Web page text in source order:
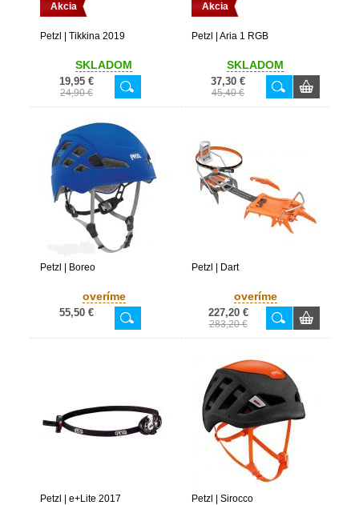
Akcia
Petzl | Tikkina 2019
SKLADOM
19,95 €
24,90 €
Akcia
Petzl | Aria 1 RGB
SKLADOM
37,30 €
45,40 €
Petzl | Boreo
overíme
55,50 €
Petzl | Dart
overíme
227,20 €
283,20 €
Petzl | e+Lite 2017 Petzl | Sirocco